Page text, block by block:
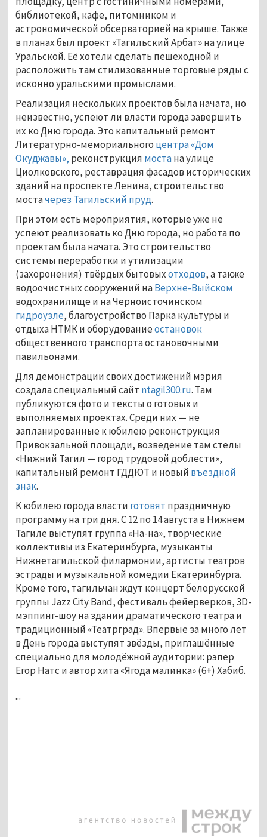
библиотекой, кафе, питомником и
астрономической обсерваторией на крыше. Также
в планах был проект «Тагильский Арбат» на улице
Уральской. Её хотели сделать пешеходной и
расположить там стилизованные торговые ряды с
исконно уральскими промыслами.
Реализация нескольких проектов была начата, но
неизвестно, успеют ли власти города завершить
их ко Дню города. Это капитальный ремонт
Литературно-мемориального центра «Дом
Окуджавы», реконструкция мостана улице
Циолковского, реставрация фасадов исторических
зданий на проспекте Ленина, строительство
мостачерез Тагильский пруд.
При этом есть мероприятия, которые уже не
успеют реализовать ко Дню города, но работа по
проектам была начата. Это строительство
системы переработки и утилизации
(захоронения) твёрдых бытовыхотходов, а также
водоочистных сооружений наВерхне-Выйском
водохранилище и на Черноисточинском
гидроузле, благоустройство Парка культуры и
отдыха НТМК и оборудованиеостановок
общественного транспорта остановочными
павильонами.
Для демонстрации своих достижений мэрия
создала специальный сайт ntagil300.ru. Там
публикуются фото и тексты о готовых и
выполняемых проектах. Среди них — не
запланированные к юбилею реконструкция
Привокзальной площади, возведение там стелы
«Нижний Тагил — город трудовой доблести»,
капитальный ремонт ГДДЮТ и новый въездной
знак.
К юбилею города власти готовят праздничную
программу на три дня. С 12 по 14 августа в Нижнем
Тагиле выступят группа «На-на», творческие
коллективы из Екатеринбурга, музыканты
Нижнетагильской филармонии, артисты театров
эстрады и музыкальной комедии Екатеринбурга.
Кроме того, тагильчан ждут концерт белорусской
группы Jazz City Band, фестиваль фейерверков, 3D-
мэппинг-шоу на здании драматического театра и
традиционный «Театрград». Впервые за много лет
в День города выступят звёзды, приглашённые
специально для молодёжной аудитории: рэпер
Егор Натс и автор хита «Ягода малинка» (6+) Хабиб.
...